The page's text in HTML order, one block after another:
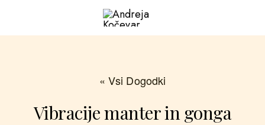
« Vsi Dogodki
Vibracije manter in gonga